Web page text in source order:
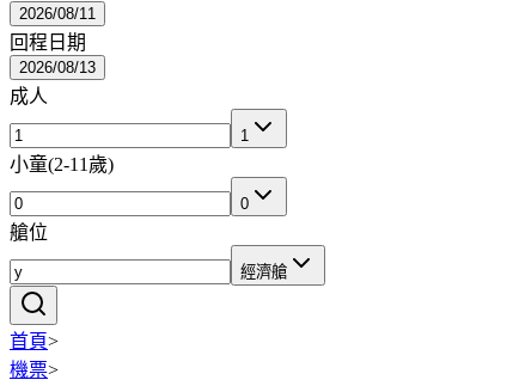
2026/08/11
回程日期
2026/08/13
成人
1
小童(2-11歲)
0
艙位
經濟艙
首頁>
機票>